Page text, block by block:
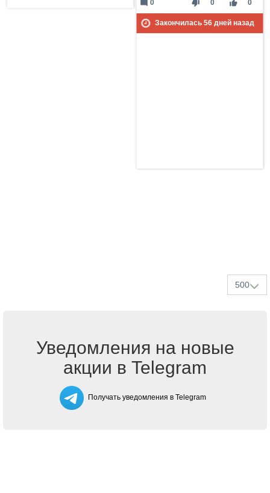
thumb_down 0 thumb_up 0
mode_comment 0
Закончилась 56дней назад
500
Уведомления на новые
акции в Telegram
Получать уведомления в Telegram